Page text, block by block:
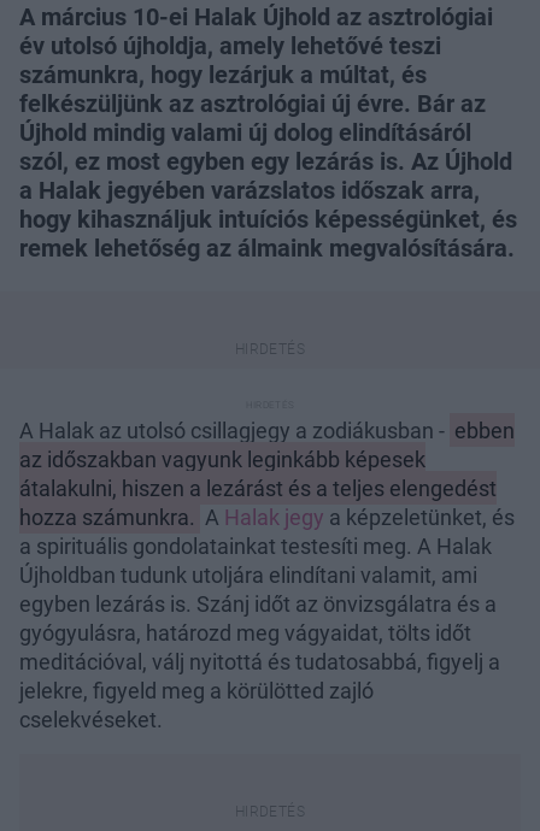
A március 10-ei Halak Újhold az asztrológiai
év utolsó újholdja, amely lehetővé teszi
számunkra, hogy lezárjuk a múltat, és
felkészüljünk az asztrológiai új évre. Bár az
Újhold mindig valami új dolog elindításáról
szól, ez most egyben egy lezárás is. Az Újhold
a Halak jegyében varázslatos időszak arra,
hogy kihasználjuk intuíciós képességünket, és
remek lehetőség az álmaink megvalósítására.
A Halak az utolsó csillagjegy a zodiákusban - ebben
az időszakban vagyunk leginkább képesek
átalakulni, hiszen a lezárást és a teljes elengedést
hozza számunkra. A Halak jegy a képzeletünket, és
a spirituális gondolatainkat testesíti meg. A Halak
Újholdban tudunk utoljára elindítani valamit, ami
egyben lezárás is. Szánj időt az önvizsgálatra és a
gyógyulásra, határozd meg vágyaidat, tölts időt
meditációval, válj nyitottá és tudatosabbá, figyelj a
jelekre, figyeld meg a körülötted zajló
cselekvéseket.